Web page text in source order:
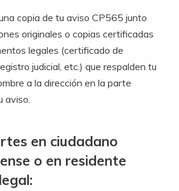
copia de tu aviso CP565 junto
originales o copias certificadas
legales (certificado de
judicial, etc.) que respalden tu
a la dirección en la parte
aviso.
en ciudadano
o en residente